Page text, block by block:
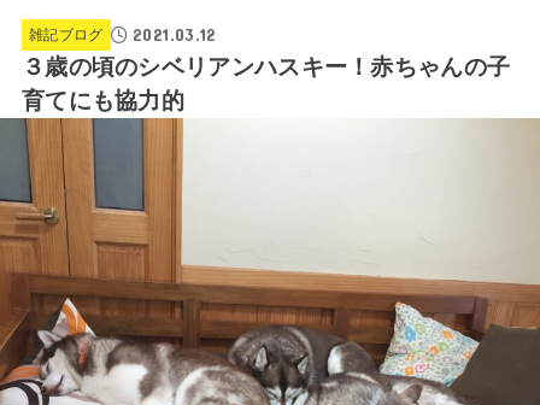
雑記ブログ 2021.03.12
３歳の頃のシベリアンハスキー！赤ちゃんの子
育てにも協力的